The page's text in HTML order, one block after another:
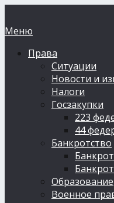
Меню
Права
Ситуации
Новости и
Налоги
Госзакупки
223
44
Банкротство
Образование
Военное